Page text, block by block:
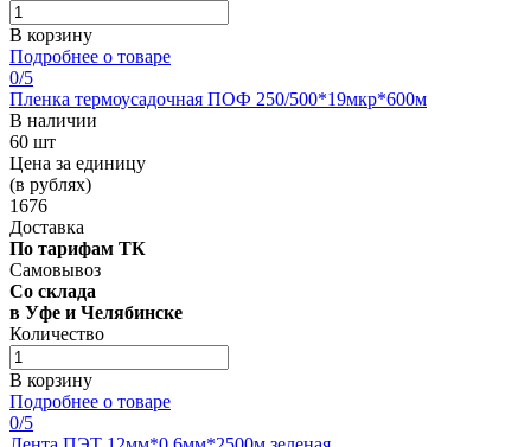
В корзину
Подробнее о товаре
0/5
Пленка термоусадочная ПОФ 250/500*19мкр*600м
В наличии
60 шт
Цена за единицу
(в рублях)
1676
Доставка
По тарифам ТК
Самовывоз
Со склада
в Уфе и Челябинске
Количество
В корзину
Подробнее о товаре
0/5